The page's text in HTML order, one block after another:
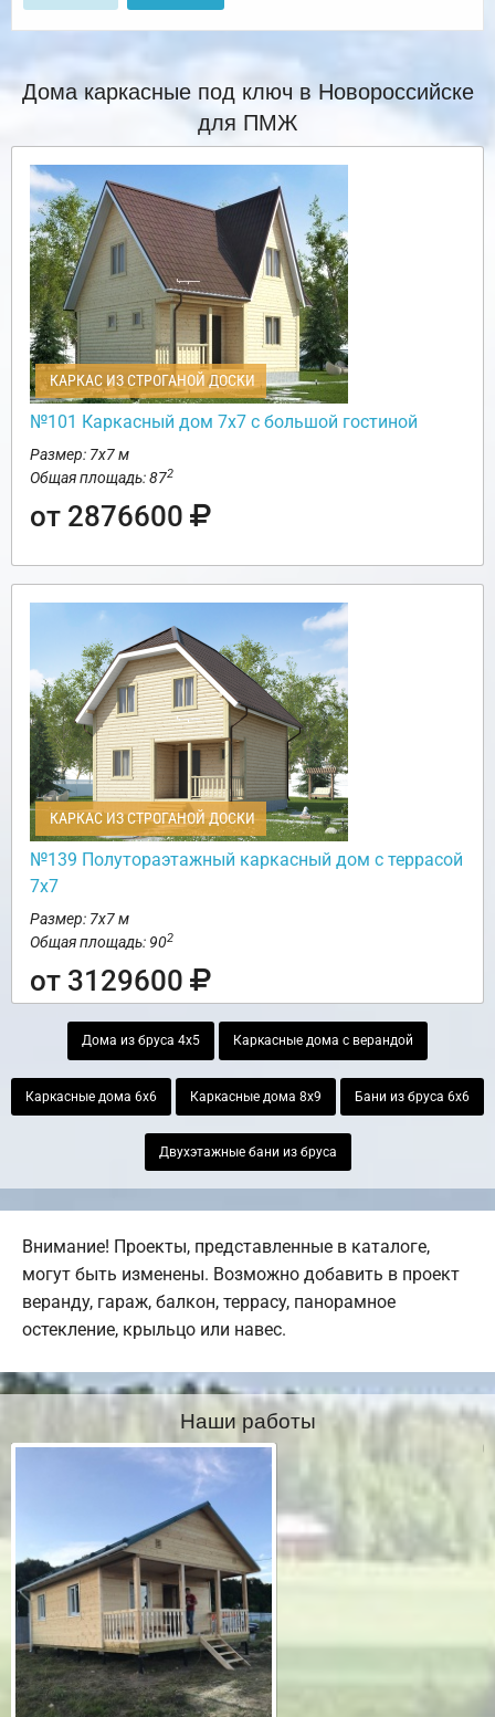
Дома каркасные под ключ в Новороссийске
для ПМЖ
КАРКАС ИЗ СТРОГАНОЙ ДОСКИ
№101 Каркасный дом 7х7 с большой гостиной
Размер: 7х7 м
Общая площадь: 872
от 2876600
КАРКАС ИЗ СТРОГАНОЙ ДОСКИ
№139 Полутораэтажный каркасный дом с террасой
7х7
Размер: 7х7 м
Общая площадь: 902
от 3129600
Дома из бруса 4х5 Каркасные дома с верандой
Каркасные дома 6х6 Каркасные дома 8х9 Бани из бруса 6х6
Двухэтажные бани из бруса
Внимание! Проекты, представленные в каталоге,
могут быть изменены. Возможно добавить в проект
веранду, гараж, балкон, террасу, панорамное
остекление, крыльцо или навес.
Наши работы